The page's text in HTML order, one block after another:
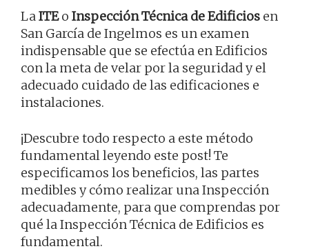
LaITEo Inspección Técnica de Edificios en
San García de Ingelmos es un examen
indispensable que se efectúa en Edificios
con la meta de velar por la seguridad y el
adecuado cuidado de las edificaciones e
instalaciones.
¡Descubre todo respecto a este método
fundamental leyendo este post! Te
especificamos los beneficios, las partes
medibles y cómo realizar una Inspección
adecuadamente, para que comprendas por
qué la Inspección Técnica de Edificios es
fundamental.